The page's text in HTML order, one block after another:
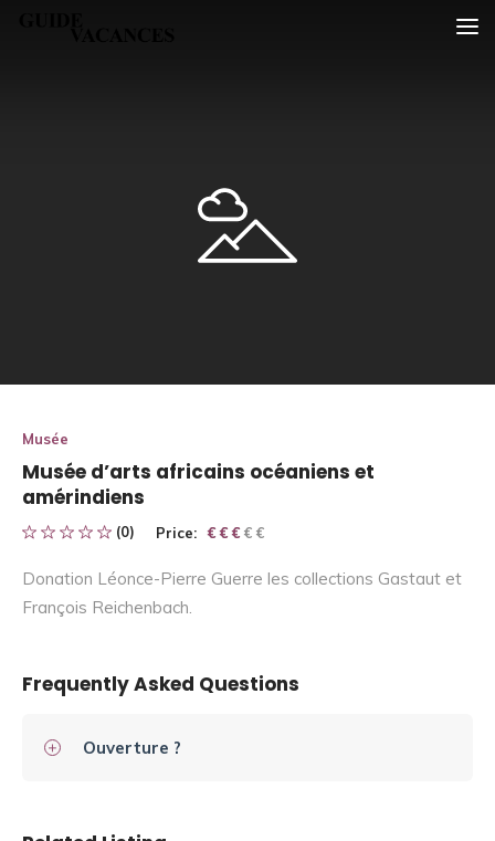
Musée
Musée d’arts africains océaniens et
amérindiens
(0) Price: € € € € €
€ € €
Donation Léonce-Pierre Guerre les collections Gastaut et
François Reichenbach.
Frequently Asked Questions
Ouverture ?